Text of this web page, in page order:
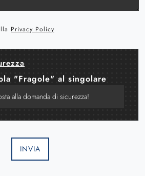
Privacy Policy
"Fragole" al singolare
INVIA